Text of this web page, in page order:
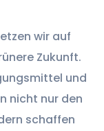
wir auf
Zukunft.
und
nicht nur den
schaffen